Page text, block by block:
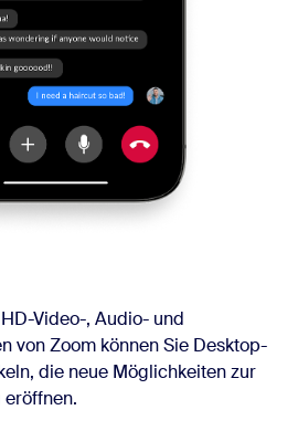
Video-, Audio- und
von Zoom können Sie Desktop-
die neue Möglichkeiten zur